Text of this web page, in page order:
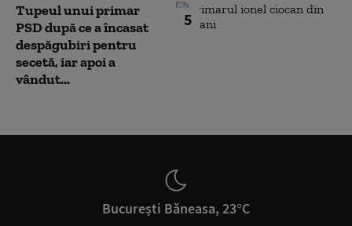
5
Tupeul unui primar
PSD după ce a încasat
despăgubiri pentru
secetă, iar apoi a
vândut...
București Băneasa, 23°C